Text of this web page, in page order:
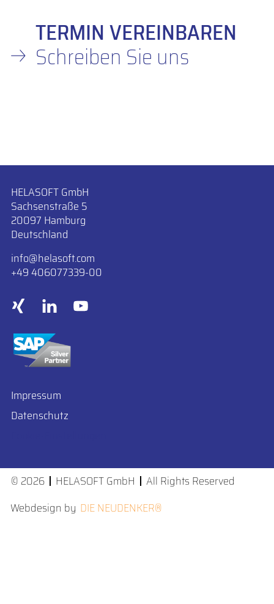
TERMIN VEREINBAREN
Schreiben Sie uns
HELASOFT GmbH
Sachsenstraße 5
20097 Hamburg
Deutschland
info ​helasoft.com
+49 406077339-00
Impressum
Datenschutz
© 2026 HELASOFT GmbH
All Rights Reserved
Webdesign by DIE NEUDENKER®